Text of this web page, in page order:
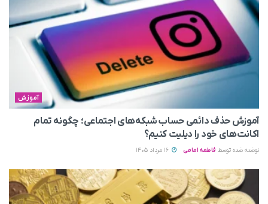
آموزش
آموزش حذف دائمی حساب شبکه‌های اجتماعی؛ چگونه تمام
اکانت‌های خود را دیلیت کنیم؟
نوشته شده توسط فاطمه امامی